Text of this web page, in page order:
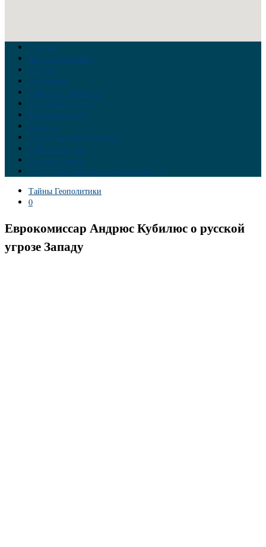
Главная
Война на Украине
Новости
Аналитика
Тайны Геополитики
Российские элиты
Теория заговора
Украина
Новый Мировой Порядок
Тайны истории
Обратная связь
Правила комментирования материалов
Тайны Геополитики
0
Еврокомиссар Андрюс Кубилюс о русской
угрозе Западу